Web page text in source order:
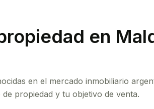
en
en el mercado inmobiliario
propiedad y tu objetivo de venta.